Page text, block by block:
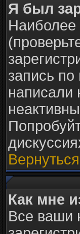
Я был
Наиболее
запись
написали
Как мне
Все ваши